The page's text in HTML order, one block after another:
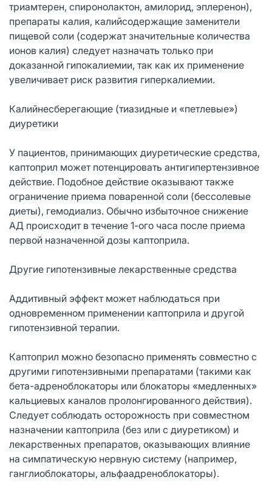
триамтерен, спиронолактон, амилорид, эплеренон),
препараты калия, калийсодержащие заменители
пищевой соли (содержат значительные количества
ионов калия) следует назначать только при
доказанной гипокалиемии, так как их применение
увеличивает риск развития гиперкалиемии.
Калийнесберегающие (тиазидные и «петлевые»)
диуретики
У пациентов, принимающих диуретические средства,
каптоприл может потенцировать антигипертензивное
действие. Подобное действие оказывают также
ограничение приема поваренной соли (бессолевые
диеты), гемодиализ. Обычно избыточное снижение
АД происходит в течение 1-ого часа после приема
первой назначенной дозы каптоприла.
Другие гипотензивные лекарственные средства
Аддитивный эффект может наблюдаться при
одновременном применении каптоприла и другой
гипотензивной терапии.
Каптоприл можно безопасно применять совместно с
другими гипотензивными препаратами (такими как
бета-адреноблокаторы или блокаторы «медленных»
кальциевых каналов пролонгированного действия).
Следует соблюдать осторожность при совместном
назначении каптоприла (без или с диуретиком) и
лекарственных препаратов, оказывающих влияние
на симпатическую нервную систему (например,
ганглиоблокаторы, альфаадреноблокаторы).